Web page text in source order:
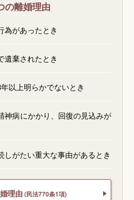
の離婚理由
為があったとき
遺棄されたとき
以上明らかでないとき
神病にかかり、回復の見込みが
しがたい重大な事由があるとき
理由 (民法770条1項)